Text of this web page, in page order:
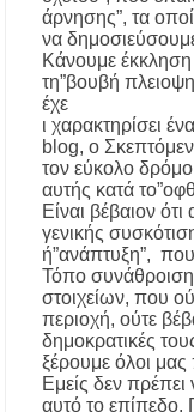
ΑΝ.ΕΤ.ΧΑ.: Παρατείνεται
υποβολής προτάσεων
Χαλκιδική: Διάσωση
δύσβατο σημείο στη
Έλεγχοι σε παραλίες της
Σφραγίστηκαν πέντε
Κασσάνδρα
Χαλκιδική: Νεκρός
παραλία της Νέας
Χαλκιδική:
για παραλίες –
άρνησης”, τα
να
Κάνουμε
τη”βουβή
έχε
ι χαρακτηρίσει
blog, ο
τον εύκολο
αυτής κατά
Είναι βέβαιον
γενικής
ή”ανάπτυξη”,
Τόπο
στοιχείων, που
περιοχή, ούτε
δημοκρατικές
ξέρουμε όλοι
Εμείς δεν
αυτό το επίπεδο.